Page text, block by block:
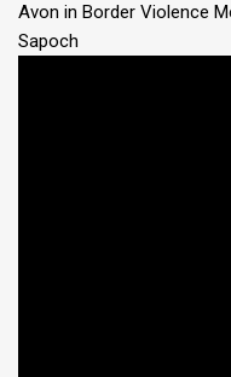
Avon in Border Violence
Sapoch